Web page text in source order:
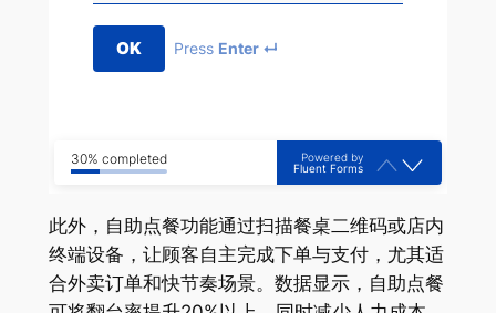
OK Press Enter ↵
30% completed
Powered by
Fluent Forms
此外，自助点餐功能通过扫描餐桌二维码或店内
终端设备，让顾客自主完成下单与支付，尤其适
合外卖订单和快节奏场景。数据显示，自助点餐